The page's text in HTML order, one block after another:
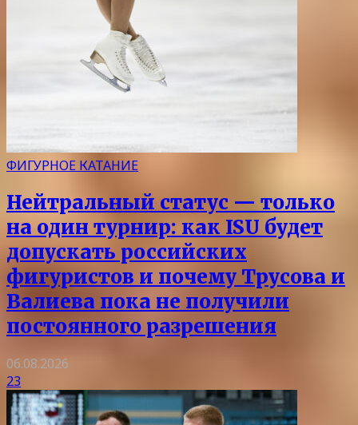
ФИГУРНОЕ КАТАНИЕ
Нейтральный статус — только
на один турнир: как ISU будет
допускать российских
фигуристов и почему Трусова и
Валиева пока не получили
постоянного разрешения
06.08.2026
23